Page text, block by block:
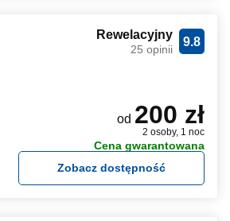
9.8
Rewelacyjny
25 opinii
od 200 zł
2 osoby, 1 noc
Cena gwarantowana
Zobacz dostępność